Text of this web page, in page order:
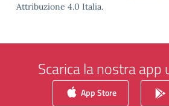
Attribuzione 4.0 Italia.
Scarica la nostra app
App Store